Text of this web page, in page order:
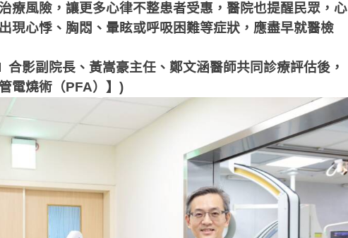
療風險，讓更多心律不整患者受惠，醫院也提醒民眾，心
現心悸、胸悶、暈眩或呼吸困難等症狀，應盡早就醫檢
合影副院長、黃嵩豪主任、鄭文涵醫師共同診療評估後，
電燒術（PFA）】)